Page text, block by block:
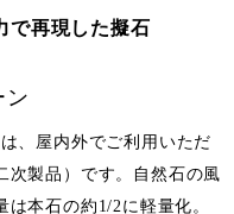
で再現した擬石
ン
、屋内外でご利用いただ
次製品）です。自然石の風
本石の約1/2に軽量化。